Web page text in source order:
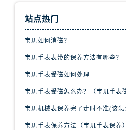
站点热门
宝玑如何消磁？
宝玑手表表带的保养方法有哪些？
宝玑手表受磁如何处理
宝玑手表保养方法（宝玑手表保养）